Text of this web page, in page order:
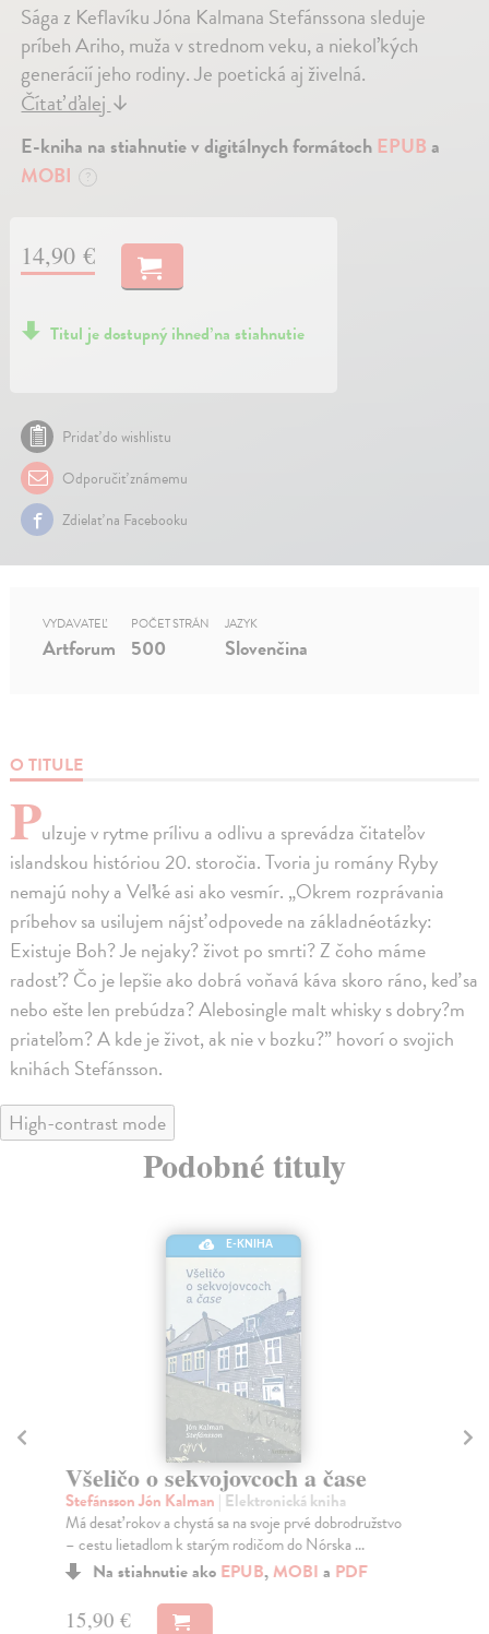
Sága z Keflavíku Jóna Kalmana Stefánssona sleduje
príbeh Ariho, muža v strednom veku, a niekoľkých
generácií jeho rodiny. Je poetická aj živelná.
Čítať ďalej↓
E-kniha na stiahnutie v digitálnych formátoch EPUBa
MOBI
?
14,90 €
Titul je dostupný ihneď na stiahnutie
Pridať do wishlistu
Odporučiť známemu
Zdielať na Facebooku
O TITULE
Pulzuje v rytme prílivu a odlivu a sprevádza čitateľov
islandskou históriou 20. storočia. Tvoria ju romány Ryby
nemajú nohy a Veľké asi ako vesmír. „Okrem rozprávania
príbehov sa usilujem nájsť odpovede na základnéotázky:
Existuje Boh? Je nejaky? život po smrti? Z čoho máme
radosť? Čo je lepšie ako dobrá voňavá káva skoro ráno, keď sa
nebo ešte len prebúdza? Alebosingle malt whisky s dobry?m
priateľom? A kde je život, ak nie v bozku?” hovorí o svojich
knihách Stefánsson.
VYDAVATEĽ
Artforum
POČET STRÁN
500
JAZYK
Slovenčina
High-contrast mode
Podobné tituly
E-KNIHA
Všeličo o sekvojovcoch a čase
Stefánsson Jón Kalman | Elektronická kniha
Má desať rokov a chystá sa na svoje prvé dobrodružstvo
– cestu lietadlom k starým rodičom do Nórska ...
Na stiahnutie ako EPUB,MOBI a PDF
15,90 €